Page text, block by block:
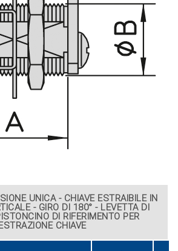
UNICA - CHIAVE ESTRAIBILE IN
- GIRO DI 180° - LEVETTA DI
DI RIFERIMENTO PER
CHIAVE